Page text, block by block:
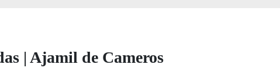
| Ajamil de Cameros